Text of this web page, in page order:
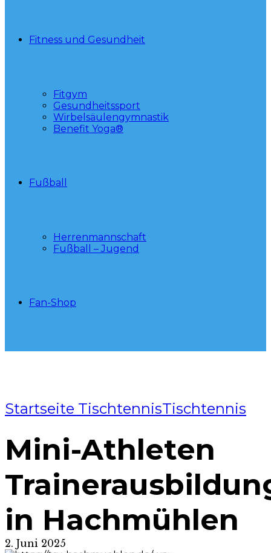
Fitness und Gesundheit
Fitgym
Gesundheitssport
Wirbelsäulengymnastik
Benefit Yoga®
Fußball
Herrenmannschaft
Fußball – Jugend
Fan-Shop
Startseite TischtennisTischtennis
Mini-Athleten
in Hachmühlen
2. Juni 2025